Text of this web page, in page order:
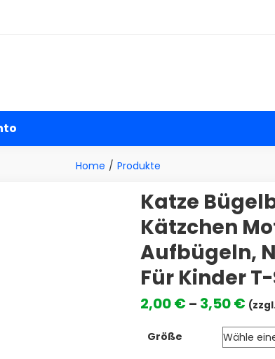
Home Produkte
Katze
Kätzchen
Aufbügeln,
Für Kinder
2,00€ – 3,50€
bis
Größe